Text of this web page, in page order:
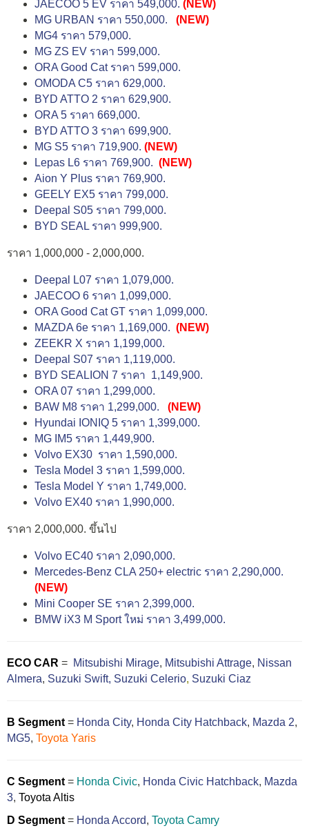
JAECOO 5 EV ราคา 549,000. (NEW)
MG URBAN ราคา 550,000.
(NEW)
MG4 ราคา 579,000.
MG ZS EV ราคา 599,000.
ORA Good Cat ราคา 599,000.
OMODA C5 ราคา 629,000.
BYD ATTO 2 ราคา 629,900.
ORA 5 ราคา 669,000.
BYD ATTO 3 ราคา 699,900.
MG S5 ราคา 719,900. (NEW)
Lepas L6 ราคา 769,900. (NEW)
Aion Y Plus ราคา 769,900.
GEELY EX5 ราคา 799,000.
Deepal S05 ราคา 799,000.
BYD SEAL ราคา 999,900.
ราคา 1,000,000 - 2,000,000.
Deepal L07 ราคา 1,079,000.
JAECOO 6 ราคา 1,099,000.
ORA Good Cat GT ราคา 1,099,000.
MAZDA 6e ราคา 1,169,000. (NEW)
ZEEKR X ราคา 1,199,000.
Deepal S07 ราคา 1,119,000.
BYD SEALION 7 ราคา 1,149,900.
ORA 07 ราคา 1,299,000.
BAW M8 ราคา 1,299,000.
(NEW)
Hyundai IONIQ 5 ราคา 1,399,000.
MG IM5 ราคา 1,449,900.
Volvo EX30 ราคา 1,590,000.
Tesla Model 3 ราคา 1,599,000.
Tesla Model Y ราคา 1,749,000.
Volvo EX40 ราคา 1,990,000.
ราคา 2,000,000. ขึ้นไป
Volvo EC40 ราคา 2,090,000.
Mercedes-Benz CLA 250+ electric ราคา 2,290,000.
(NEW)
Mini Cooper SE ราคา 2,399,000.
BMW iX3 M Sport ใหม่ ราคา 3,499,000.
ECO CAR = Mitsubishi Mirage, Mitsubishi Attrage, Nissan
Almera, Suzuki Swift, Suzuki Celerio, Suzuki Ciaz
B Segment = Honda City, Honda City Hatchback, Mazda 2,
MG5, Toyota Yaris
C Segment = Honda Civic, Honda Civic Hatchback, Mazda
3, Toyota Altis
D Segment = Honda Accord, Toyota Camry